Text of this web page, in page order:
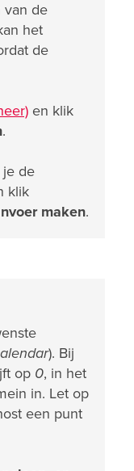
van de
het
de
en klik
.
je de
klik
maken.
). Bij
op 0, in het
in. Let op
een punt